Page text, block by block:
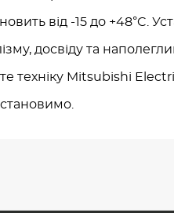
від -15 до +48°C.
досвіду та
техніку Mitsubishi